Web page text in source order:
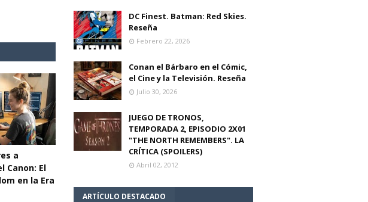
a
Canon: El
en la Era
DC Finest. Batman: Red Skies.
Reseña
Febrero 22, 2026
Conan el Bárbaro en el Cómic,
el Cine y la Televisión. Reseña
Julio 30, 2026
JUEGO DE TRONOS,
TEMPORADA 2, EPISODIO 2X01
"THE NORTH REMEMBERS". LA
CRÍTICA (SPOILERS)
Abril 02, 2012
ARTÍCULO DESTACADO